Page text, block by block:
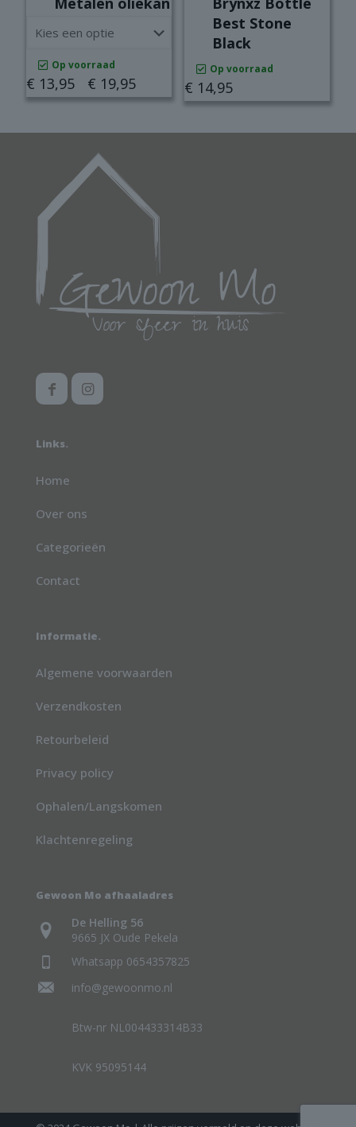
Op voorraad
€ 13,95 € 19,95Prijsklasse:
€ 13,95
€ 19,95
Dit
heeft
kan
gekozen
productpagina
Best Stone
Black
Op voorraad
€ 14,95
Links.
Home
Over ons
Categorieën
Contact
Informatie.
Algemene voorwaarden
Verzendkosten
Retourbeleid
Privacy policy
Ophalen/Langskomen
Klachtenregeling
Gewoon Mo afhaaladres
De Helling 56
9665 JX Oude Pekela
Whatsapp 0654357825
info@gewoonmo.nl
Btw-nr NL004433314B33
KVK 95095144